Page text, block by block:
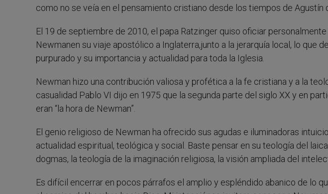
como no se veía en el pensamiento cristiano desde los tiempos de Agustín
El 19 de septiembre de 2010, el papa Ratzinger quiso oficiar
Newmanen su viaje apostólico a Inglaterra,junto a la jerarquía local, lo que
purpurado y su importancia y actualidad para toda la Iglesia.
Newman hizo una contribución valiosa y profética a la fe cristiana y a la
casualidad Pablo VI dijo en 1975 que la segunda parte del siglo XX y en
eran “la hora de Newman”.
El genio religioso de Newman ha ofrecido sus agudas e iluminadoras
actualidad espiritual, teológica y social. Baste pensar en su teología del
dogmas, la teología de la imaginación religiosa, la visión ampliada del
Es difícil encerrar en pocos párrafos el amplio y espléndido abanico de lo